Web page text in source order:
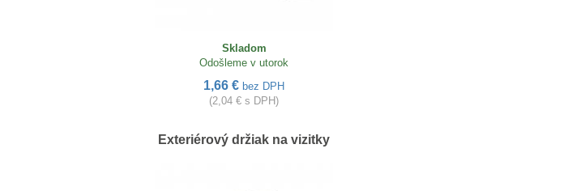
Skladom
Odošleme v utorok
1,66 €bez DPH
(2,04 € s DPH)
Exteriérový držiak na vizitky